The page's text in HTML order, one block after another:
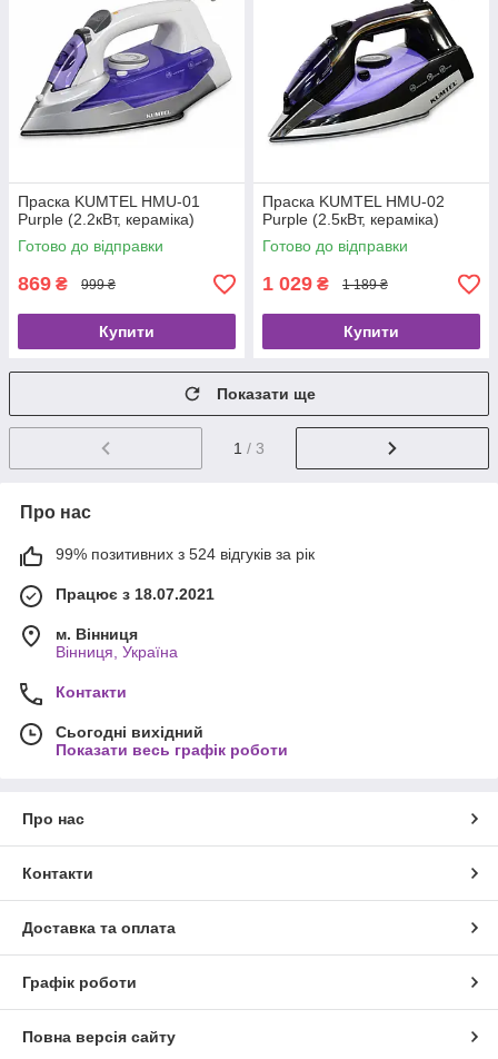
Праска KUMTEL HMU-01
Purple (2.2кВт, кераміка)
Готово до відправки
869 ₴ 999 ₴
Купити
Праска KUMTEL HMU-02
Purple (2.5кВт, кераміка)
Готово до відправки
1 029 ₴ 1 189 ₴
Купити
Показати ще
1 / 3
Про нас
99% позитивних з 524 відгуків за рік
Працює з 18.07.2021
м. Вінниця
Вінниця, Україна
Контакти
Сьогодні вихідний
Показати весь графік роботи
Про нас
Контакти
Доставка та оплата
Графік роботи
Повна версія сайту